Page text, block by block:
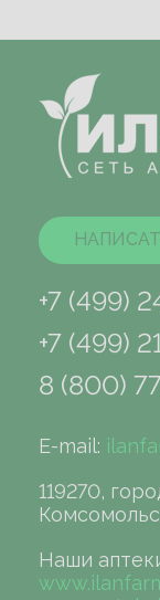
+7 (499)
+7 (499)
8 (800)
E-mail:
119270,
Наши